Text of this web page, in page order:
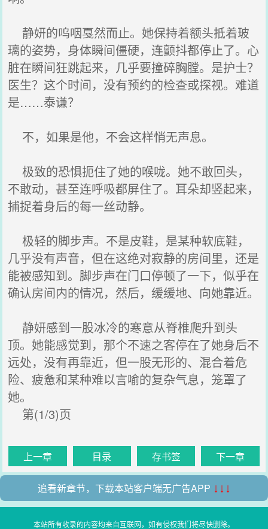
静妍的呜咽戛然而止。她保持着额头抵着玻
璃的姿势，身体瞬间僵硬，连颤抖都停止了。心
脏在瞬间狂跳起来，几乎要撞碎胸膛。是护士？
医生？这个时间，没有预约的检查或探视。难道
是……泰谦？
不，如果是他，不会这样悄无声息。
极致的恐惧扼住了她的喉咙。她不敢回头，
不敢动，甚至连呼吸都屏住了。耳朵却竖起来，
捕捉着身后的每一丝动静。
极轻的脚步声。不是皮鞋，是某种软底鞋，
几乎没有声音，但在这绝对寂静的房间里，还是
能被感知到。脚步声在门口停顿了一下，似乎在
确认房间内的情况，然后，缓缓地、向她靠近。
静妍感到一股冰冷的寒意从脊椎爬升到头
顶。她能感觉到，那个不速之客停在了她身后不
远处，没有再靠近，但一股无形的、混合着危
险、疲惫和某种难以言喻的复杂气息，笼罩了
她。
第(1/3)页
上一章 目录 存书签 下一章
追看新章节，下载本站客户端无广告APP ↓↓↓
本站所有收录的内容均来自互联网，如有侵权我们将尽快删除。